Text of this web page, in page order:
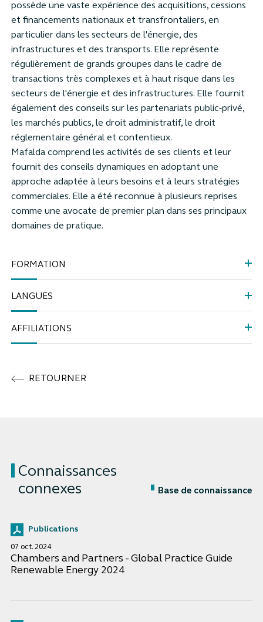
possède une vaste expérience des acquisitions, cessions
et financements nationaux et transfrontaliers, en
particulier dans les secteurs de l'énergie, des
infrastructures et des transports. Elle représente
régulièrement de grands groupes dans le cadre de
transactions très complexes et à haut risque dans les
secteurs de l'énergie et des infrastructures. Elle fournit
également des conseils sur les partenariats public-privé,
les marchés publics, le droit administratif, le droit
réglementaire général et contentieux.
Mafalda comprend les activités de ses clients et leur
fournit des conseils dynamiques en adoptant une
approche adaptée à leurs besoins et à leurs stratégies
commerciales. Elle a été reconnue à plusieurs reprises
comme une avocate de premier plan dans ses principaux
domaines de pratique.
FORMATION
LANGUES
AFFILIATIONS
RETOURNER
Connaissances
connexes
Base de connaissance
Publications
07 oct. 2024
Chambers and Partners - Global Practice Guide
Renewable Energy 2024